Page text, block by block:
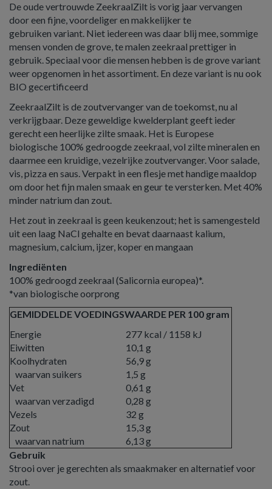
De oude vertrouwde ZeekraalZilt is vorig jaar vervangen
door een fijne, voordeliger en makkelijker te
gebruiken variant. Niet iedereen was daar blij mee, sommige
mensen vonden de grove, te malen zeekraal prettiger in
gebruik. Speciaal voor die mensen hebben is de grove variant
weer opgenomen in het assortiment. En deze variant is nu ook
BIO gecertificeerd
ZeekraalZilt is de zoutvervanger van de toekomst, nu al
verkrijgbaar. Deze geweldige kwelderplant geeft ieder
gerecht een heerlijke zilte smaak. Het is Europese
biologische 100% gedroogde zeekraal, vol zilte mineralen en
daarmee een kruidige, vezelrijke zoutvervanger. Voor salade,
vis, pizza en saus. Verpakt in een flesje met handige maaldop
om door het fijn malen smaak en geur te versterken. Met 40%
minder natrium dan zout.
Het zout in zeekraal is geen keukenzout; het is samengesteld
uit een laag NaCl gehalte en bevat daarnaast kalium,
magnesium, calcium, ijzer, koper en mangaan
Ingrediënten
100% gedroogd zeekraal (Salicornia europea)*.
*van biologische oorprong
GEMIDDELDE VOEDINGSWAARDE PER 100 gram
Energie
277 kcal / 1158 kJ
Eiwitten
10,1 g
Koolhydraten
waarvan suikers
56,9 g
1,5 g
Vet
waarvan verzadigd
0,61 g
0,28 g
Vezels
32 g
Zout
waarvan natrium
15,3 g
6,13 g
Gebruik
Strooi over je gerechten als smaakmaker en alternatief voor
zout.